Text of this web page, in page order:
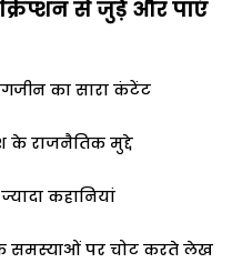
से जुड़ेें और पाएं
का सारा कंटेंट
के राजनैतिक मुद्दे
कहानियां
समस्याओं पर चोट करते लेख